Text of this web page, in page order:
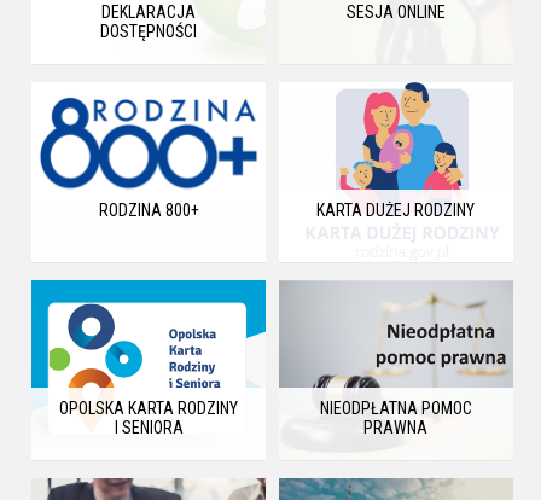
DEKLARACJA
DOSTĘPNOŚCI
SESJA ONLINE
RODZINA 800+ KARTA DUŻEJ RODZINY
OPOLSKA KARTA RODZINY
I SENIORA
NIEODPŁATNA POMOC
PRAWNA